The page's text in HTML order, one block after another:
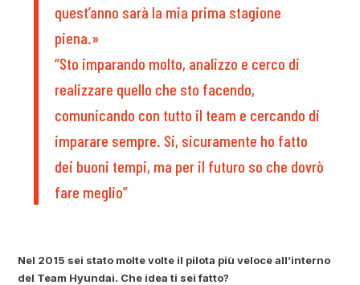
quest’anno sarà la mia prima stagione
piena.»
“Sto imparando molto, analizzo e cerco di
realizzare quello che sto facendo,
comunicando con tutto il team e cercando di
imparare sempre. Si, sicuramente ho fatto
dei buoni tempi, ma per il futuro so che dovrò
fare meglio”
Nel 2015 sei stato molte volte il pilota più veloce all’interno
del Team Hyundai. Che idea ti sei fatto?